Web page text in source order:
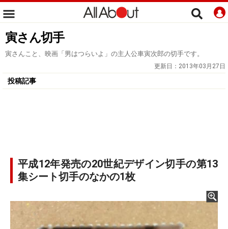
寅さん切手
寅さんこと、映画「男はつらいよ」の主人公車寅次郎の切手です。
更新日： 2013年03月27日
投稿記事
平成12年発売の20世紀デザイン切手の第13
集シート切手のなかの1枚